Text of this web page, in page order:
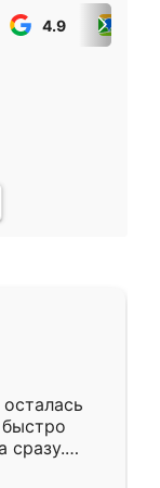
4.9
сразу.
к